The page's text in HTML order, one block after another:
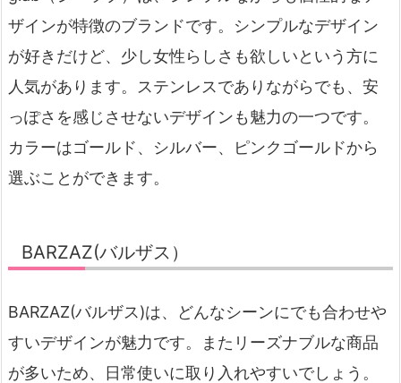
ザインが特徴のブランドです。シンプルなデザイン
が好きだけど、少し女性らしさも欲しいという方に
人気があります。ステンレスでありながらでも、安
っぽさを感じさせないデザインも魅力の一つです。
カラーはゴールド、シルバー、ピンクゴールドから
選ぶことができます。
BARZAZ(バルザス）
BARZAZ(バルザス)は、どんなシーンにでも合わせや
すいデザインが魅力です。またリーズナブルな商品
が多いため、日常使いに取り入れやすいでしょう。